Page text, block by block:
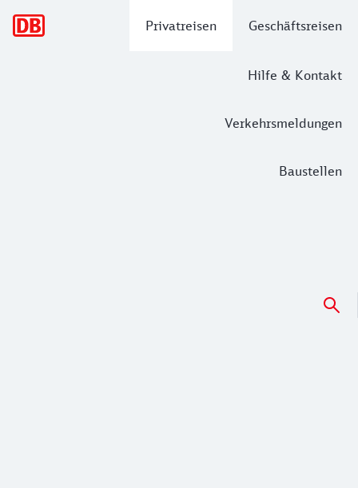
Privatreisen Geschäftsreisen
Hilfe & Kontakt
Verkehrsmeldungen
Baustellen